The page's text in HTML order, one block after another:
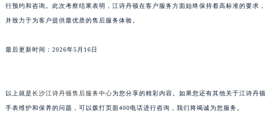
行预约和咨询。此次考察结果表明，江诗丹顿在客户服务方面始终保持着高标准的要求，
并致力于为客户提供最优质的售后服务体验。
最后更新时间：2026年5月16日
以上就是长沙江诗丹顿售后服务中心为您分享的精彩内容。如果您还有其他关于江诗丹顿
手表维护和保养的问题，可以拨打页面400电话进行咨询，我们将竭诚为您服务。